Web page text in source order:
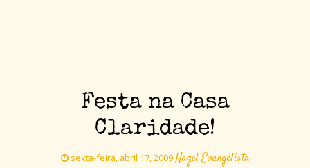
Festa na Casa
Claridade!
sexta-feira, abril 17, 2009Hazel Evangelista